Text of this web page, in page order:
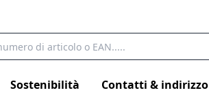
Sostenibilità Contatti & indirizzo